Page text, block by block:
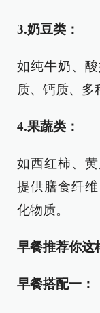
3.奶豆类：
如纯牛奶、
质、钙质、多
4.果蔬类：
如西红柿、
提供膳食纤
化物质。
早餐推荐你这
早餐搭配一：